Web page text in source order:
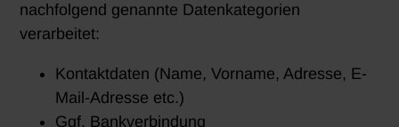
nachfolgend genannte Datenkategorien
verarbeitet:
Kontaktdaten (Name, Vorname, Adresse, E-
Mail-Adresse etc.)
Ggf. Bankverbindung